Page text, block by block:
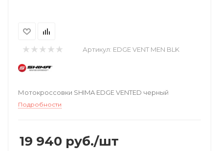
Артикул: EDGE VENT MEN BLK
Мотокроссовки SHIMA EDGE VENTED черный
Подробности
19 940 руб./шт